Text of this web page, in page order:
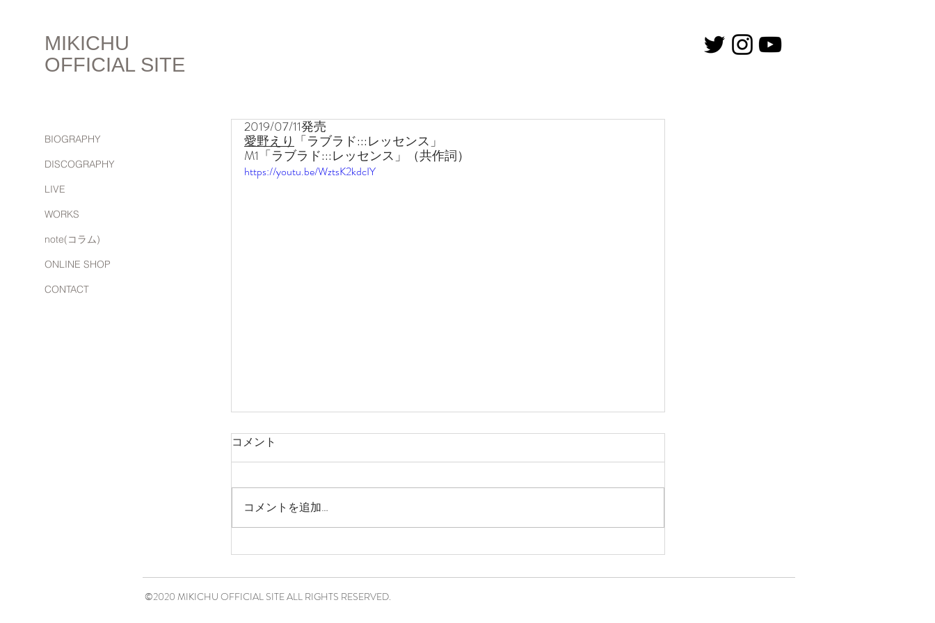
BIOGRAPHY
DISCOGRAPHY
LIVE
WORKS
note(コラム)
ONLINE SHOP
CONTACT
MIKICHU
OFFICIAL SITE
2019/07/11発売
愛野えり 「ラブラド:::レッセンス」
M1「ラブラド:::レッセンス」（共作詞）
https://youtu.be/WztsK2kdcIY
コメント
コメントを追加…
©2020 MIKICHU OFFICIAL SITE ALL RIGHTS RESERVED.